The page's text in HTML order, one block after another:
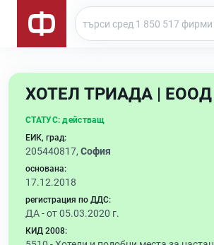
ХОТЕЛ ТРИАДА | ЕООД
СТАТУС: действащ
ЕИК, град:
205440817, София
основана:
17.12.2018
регистрация по ДДС:
ДА - от 05.03.2020 г.
КИД 2008: